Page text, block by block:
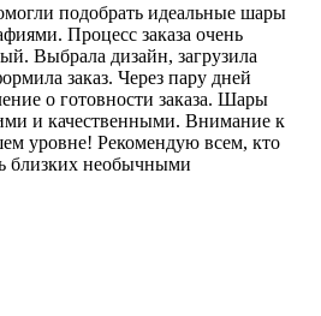
подобрать идеальные шары
Процесс заказа очень
Выбрала дизайн, загрузила
заказ. Через пару дней
о готовности заказа. Шары
и качественными. Внимание к
уровне! Рекомендую всем, кто
близких необычными